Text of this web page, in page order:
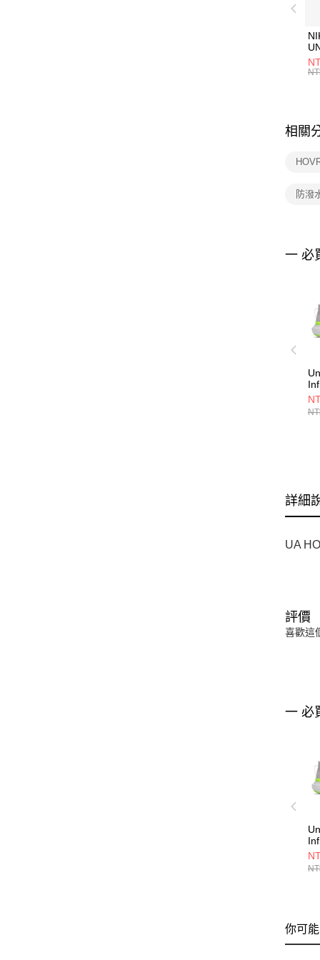
統
相關
防潑
一 必
詳細
UA
評價
喜歡這
一 必
你可